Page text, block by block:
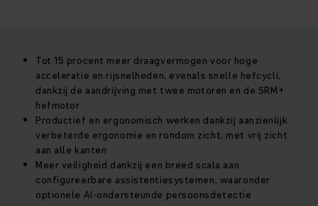
Tot 15 procent meer draagvermogen voor hoge
acceleratie en rijsnelheden, evenals snelle hefcycli,
dankzij de aandrijving met twee motoren en de SRM+
hefmotor
Productief en ergonomisch werken dankzij aanzienlijk
verbeterde ergonomie en rondom zicht, met vrij zicht
aan alle kanten
Meer veiligheid dankzij een breed scala aan
configureerbare assistentiesystemen, waaronder
optionele AI‑ondersteunde persoonsdetectie